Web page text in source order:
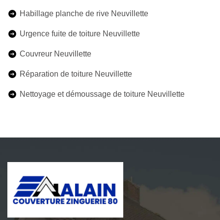
Habillage planche de rive Neuvillette
Urgence fuite de toiture Neuvillette
Couvreur Neuvillette
Réparation de toiture Neuvillette
Nettoyage et démoussage de toiture Neuvillette